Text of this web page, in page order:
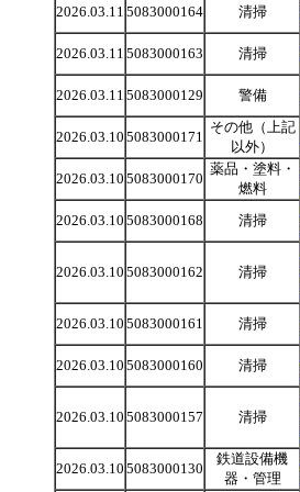
2026.03.11 5083000164 清掃
2026.03.11 5083000163 清掃
2026.03.11 5083000129 警備
2026.03.10 5083000171
その他（上記
以外）
2026.03.10 5083000170
薬品・塗料・
燃料
2026.03.10 5083000168 清掃
2026.03.10 5083000162 清掃
2026.03.10 5083000161 清掃
2026.03.10 5083000160 清掃
2026.03.10 5083000157 清掃
2026.03.10 5083000130
鉄道設備機
器・管理